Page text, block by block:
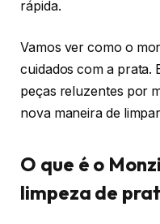
rápida.
Vamos ver como o
cuidados com a prata.
peças reluzentes por
nova maneira de
O que é o
limpeza de